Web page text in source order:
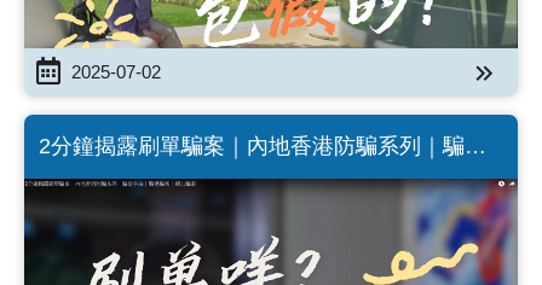
2025-07-02
2分鐘揭露刷單騙案｜內地香港防騙系列｜騙徒
手法｜職場騙案｜網上騙案 (Chinese Version